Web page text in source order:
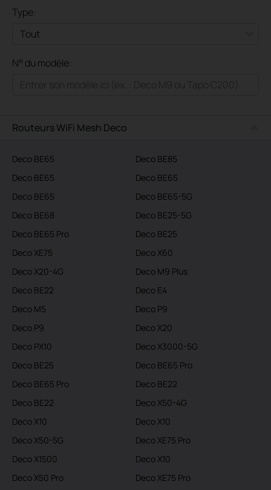
Type:
Tout
Solutions Pro
N° du modèle:
Routeurs WiFi Mesh Deco
Deco BE65
Deco BE85
Deco BE65
Deco BE65
Deco BE65
Deco BE65-5G
Deco BE68
Deco BE25-5G
Deco BE65 Pro
Deco BE25
Deco XE75
Deco X60
Deco X20-4G
Deco M9 Plus
Deco BE22
Deco E4
Deco M5
Deco P9
Deco P9
Deco X20
Deco PX10
Deco X3000-5G
Deco BE25
Deco BE65 Pro
Deco BE65 Pro
Deco BE22
Deco BE22
Deco X50-4G
Deco X10
Deco X10
Deco X50-5G
Deco XE75 Pro
Deco X1500
Deco X10
Deco X50 Pro
Deco XE75 Pro